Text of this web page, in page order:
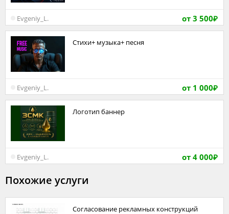
от 3 500₽
Evgeniy_L.
Стихи+ музыка+ песня
от 1 000₽
Evgeniy_L.
Логотип баннер
от 4 000₽
Evgeniy_L.
Похожие услуги
Согласование рекламных конструкций